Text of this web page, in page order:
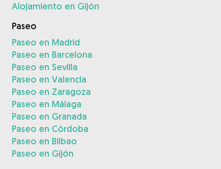
Alojamiento en Gijón
Paseo
Paseo en Madrid
Paseo en Barcelona
Paseo en Sevilla
Paseo en Valencia
Paseo en Zaragoza
Paseo en Málaga
Paseo en Granada
Paseo en Córdoba
Paseo en Bilbao
Paseo en Gijón